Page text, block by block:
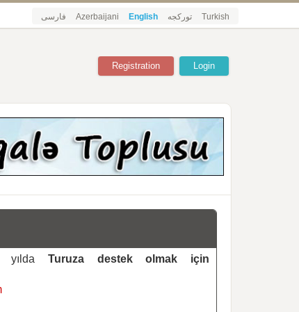
فارسی Azerbaijani English تورکجه Turkish
Login
Registration
yıldaTuruza destek olmak için